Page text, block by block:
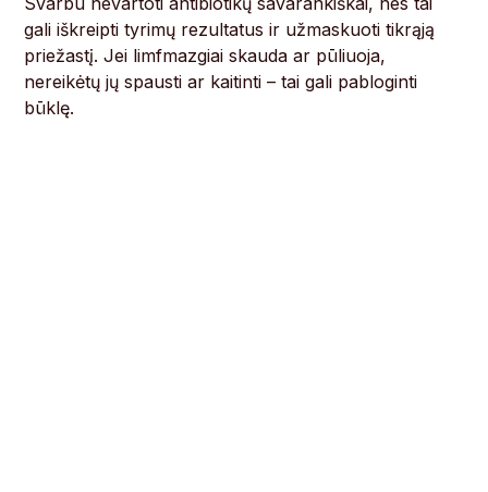
gali iškreipti tyrimų rezultatus ir užmaskuoti tikrąją
priežastį. Jei limfmazgiai skauda ar pūliuoja,
nereikėtų jų spausti ar kaitinti – tai gali pabloginti
būklę.